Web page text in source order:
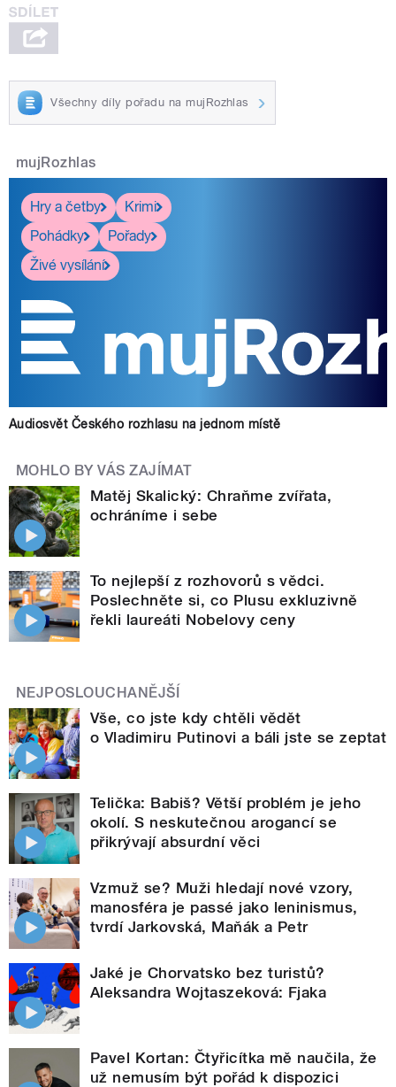
Všechny díly pořadu na mujRozhlas
mujRozhlas
Hry a četby
Krimi
Pohádky
Pořady
Živé vysílání
Audiosvět Českého rozhlasu na jednom místě
MOHLO BY VÁS ZAJÍMAT
Matěj Skalický: Chraňme zvířata,
ochráníme i sebe
To nejlepší z rozhovorů s vědci.
Poslechněte si, co Plusu exkluzivně
řekli laureáti Nobelovy ceny
NEJPOSLOUCHANĚJŠÍ
Vše, co jste kdy chtěli vědět
o Vladimiru Putinovi a báli jste se zeptat
Telička: Babiš? Větší problém je jeho
okolí. S neskutečnou arogancí se
přikrývají absurdní věci
Vzmuž se? Muži hledají nové vzory,
manosféra je passé jako leninismus,
tvrdí Jarkovská, Maňák a Petr
Jaké je Chorvatsko bez turistů?
Aleksandra Wojtaszeková: Fjaka
Pavel Kortan: Čtyřicítka mě naučila, že
už nemusím být pořád k dispozici